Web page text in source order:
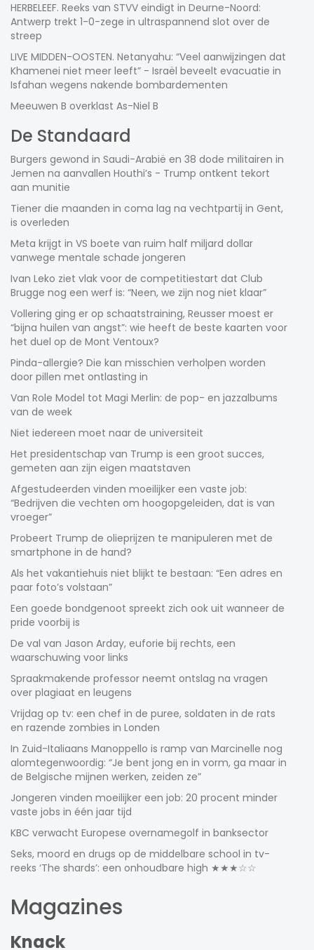
HERBELEEF. Reeks van STVV eindigt in Deurne-Noord:
Antwerp trekt 1-0-zege in ultraspannend slot over de
streep
LIVE MIDDEN-OOSTEN. Netanyahu: “Veel aanwijzingen dat
Khamenei niet meer leeft” - Israël beveelt evacuatie in
Isfahan wegens nakende bombardementen
Meeuwen B overklast As-Niel B
De Standaard
Burgers gewond in Saudi-Arabië en 38 dode militairen in
Jemen na aanvallen Houthi’s - Trump ontkent tekort
aan munitie
Tiener die maanden in coma lag na vechtpartij in Gent,
is overleden
Meta krijgt in VS boete van ruim half miljard dollar
vanwege mentale schade jongeren
Ivan Leko ziet vlak voor de competitiestart dat Club
Brugge nog een werf is: “Neen, we zijn nog niet klaar”
Vollering ging er op schaatstraining, Reusser moest er
“bijna huilen van angst”: wie heeft de beste kaarten voor
het duel op de Mont Ventoux?
Pinda-allergie? Die kan misschien verholpen worden
door pillen met ontlasting in
Van Role Model tot Magi Merlin: de pop- en jazzalbums
van de week
Niet iedereen moet naar de universiteit
Het presidentschap van Trump is een groot succes,
gemeten aan zijn eigen maatstaven
Afgestudeerden vinden moeilijker een vaste job:
“Bedrijven die vechten om hoogopgeleiden, dat is van
vroeger”
Probeert Trump de olieprijzen te manipuleren met de
smartphone in de hand?
Als het vakantiehuis niet blijkt te bestaan: “Een adres en
paar foto’s volstaan”
Een goede bondgenoot spreekt zich ook uit wanneer de
pride voorbij is
De val van Jason Arday, euforie bij rechts, een
waarschuwing voor links
Spraakmakende professor neemt ontslag na vragen
over plagiaat en leugens
Vrijdag op tv: een chef in de puree, soldaten in de rats
en razende zombies in Londen
In Zuid-Italiaans Manoppello is ramp van Marcinelle nog
alomtegenwoordig: “Je bent jong en in vorm, ga maar in
de Belgische mijnen werken, zeiden ze”
Jongeren vinden moeilijker een job: 20 procent minder
vaste jobs in één jaar tijd
KBC verwacht Europese overnamegolf in banksector
Seks, moord en drugs op de middelbare school in tv-
reeks ‘The shards’: een onhoudbare high ★★★☆☆
Magazines
Knack